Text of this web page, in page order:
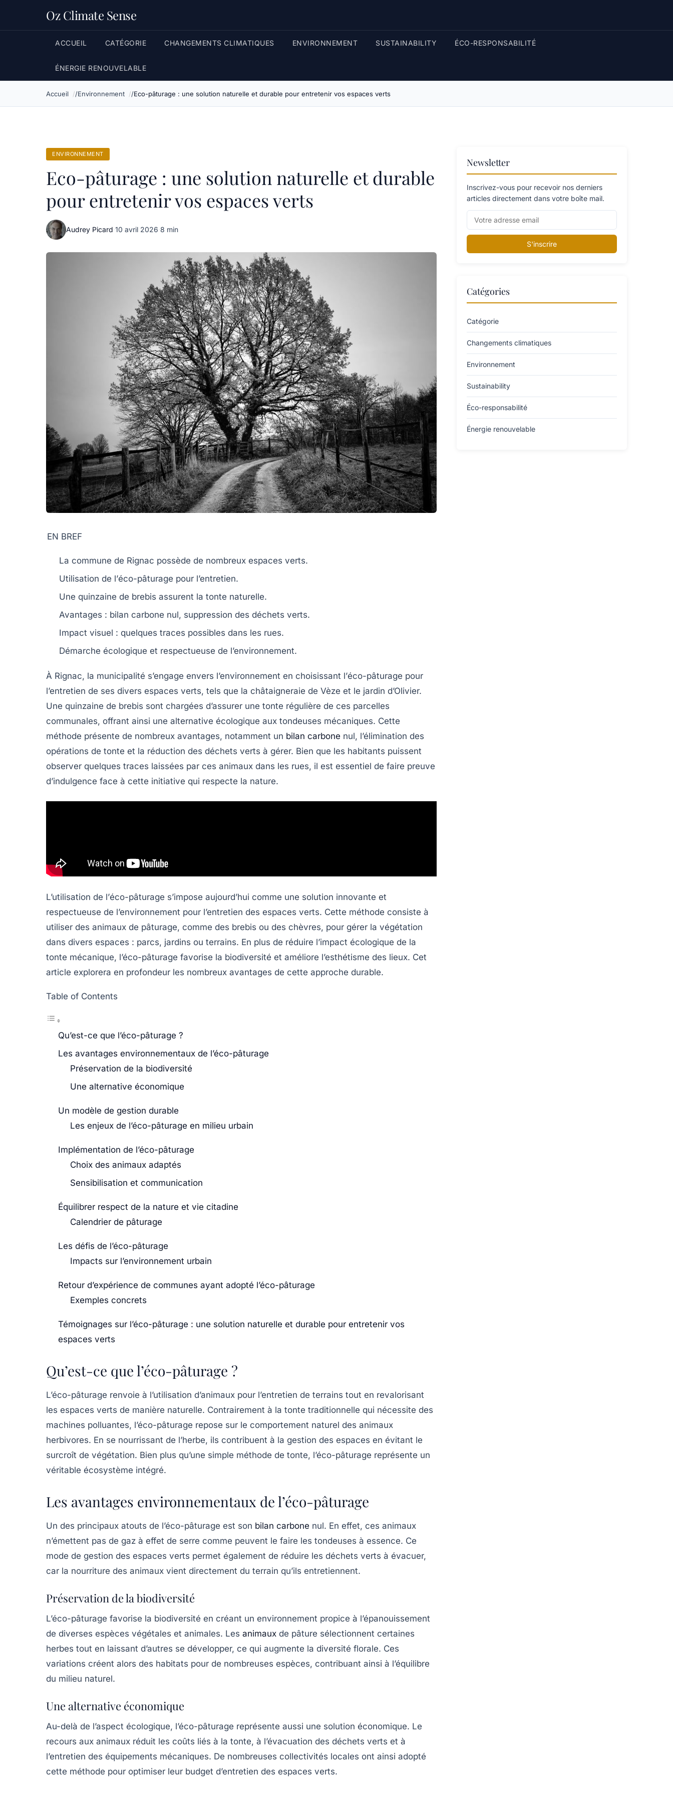
Oz Climate Sense
ACCUEIL CATÉGORIE CHANGEMENTS CLIMATIQUES ENVIRONNEMENT SUSTAINABILITY ÉCO-RESPONSABILITÉ
ÉNERGIE RENOUVELABLE
Accueil Environnement Eco-pâturage : une solution naturelle et durable pour entretenir vos espaces verts
ENVIRONNEMENT
Eco-pâturage : une solution naturelle et durable
pour entretenir vos espaces verts
Audrey Picard·10 avril 2026·8 min
EN BREF
La commune de Rignac possède de nombreux espaces verts.
Utilisation de l’éco-pâturage pour l’entretien.
Une quinzaine de brebis assurent la tonte naturelle.
Avantages : bilan carbone nul, suppression des déchets verts.
Impact visuel : quelques traces possibles dans les rues.
Démarche écologique et respectueuse de l’environnement.
À Rignac, la municipalité s’engage envers l’environnement en choisissant l’éco-pâturage pour
l’entretien de ses divers espaces verts, tels que la châtaigneraie de Vèze et le jardin d’Olivier.
Une quinzaine de brebis sont chargées d’assurer une tonte régulière de ces parcelles
communales, offrant ainsi une alternative écologique aux tondeuses mécaniques. Cette
méthode présente de nombreux avantages, notamment un bilan carbone nul, l’élimination des
opérations de tonte et la réduction des déchets verts à gérer. Bien que les habitants puissent
observer quelques traces laissées par ces animaux dans les rues, il est essentiel de faire preuve
d’indulgence face à cette initiative qui respecte la nature.
L’utilisation de l’éco-pâturage s’impose aujourd’hui comme une solution innovante et
respectueuse de l’environnement pour l’entretien des espaces verts. Cette méthode consiste à
utiliser des animaux de pâturage, comme des brebis ou des chèvres, pour gérer la végétation
dans divers espaces : parcs, jardins ou terrains. En plus de réduire l’impact écologique de la
tonte mécanique, l’éco-pâturage favorise la biodiversité et améliore l’esthétisme des lieux. Cet
article explorera en profondeur les nombreux avantages de cette approche durable.
Table of Contents
Qu’est-ce que l’éco-pâturage ?
Les avantages environnementaux de l’éco-pâturage
Préservation de la biodiversité
Une alternative économique
Un modèle de gestion durable
Les enjeux de l’éco-pâturage en milieu urbain
Implémentation de l’éco-pâturage
Choix des animaux adaptés
Sensibilisation et communication
Équilibrer respect de la nature et vie citadine
Calendrier de pâturage
Les défis de l’éco-pâturage
Impacts sur l’environnement urbain
Retour d’expérience de communes ayant adopté l’éco-pâturage
Exemples concrets
Témoignages sur l’éco-pâturage : une solution naturelle et durable pour entretenir vos
espaces verts
Qu’est-ce que l’éco-pâturage ?
L’éco-pâturage renvoie à l’utilisation d’animaux pour l’entretien de terrains tout en revalorisant
les espaces verts de manière naturelle. Contrairement à la tonte traditionnelle qui nécessite des
machines polluantes, l’éco-pâturage repose sur le comportement naturel des animaux
herbivores. En se nourrissant de l’herbe, ils contribuent à la gestion des espaces en évitant le
surcroît de végétation. Bien plus qu’une simple méthode de tonte, l’éco-pâturage représente un
véritable écosystème intégré.
Les avantages environnementaux de l’éco-pâturage
Un des principaux atouts de l’éco-pâturage est son bilan carbone nul. En effet, ces animaux
n’émettent pas de gaz à effet de serre comme peuvent le faire les tondeuses à essence. Ce
mode de gestion des espaces verts permet également de réduire les déchets verts à évacuer,
car la nourriture des animaux vient directement du terrain qu’ils entretiennent.
Préservation de la biodiversité
L’éco-pâturage favorise la biodiversité en créant un environnement propice à l’épanouissement
de diverses espèces végétales et animales. Les animaux de pâture sélectionnent certaines
herbes tout en laissant d’autres se développer, ce qui augmente la diversité florale. Ces
variations créent alors des habitats pour de nombreuses espèces, contribuant ainsi à l’équilibre
du milieu naturel.
Une alternative économique
Au-delà de l’aspect écologique, l’éco-pâturage représente aussi une solution économique. Le
recours aux animaux réduit les coûts liés à la tonte, à l’évacuation des déchets verts et à
l’entretien des équipements mécaniques. De nombreuses collectivités locales ont ainsi adopté
cette méthode pour optimiser leur budget d’entretien des espaces verts.
Newsletter
Inscrivez-vous pour recevoir nos derniers
articles directement dans votre boîte mail.
S'inscrire
Catégories
Catégorie
Changements climatiques
Environnement
Sustainability
Éco-responsabilité
Énergie renouvelable